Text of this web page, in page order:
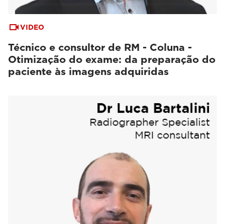
VIDEO
Técnico e consultor de RM - Coluna -
Otimização do exame: da preparação do
paciente às imagens adquiridas